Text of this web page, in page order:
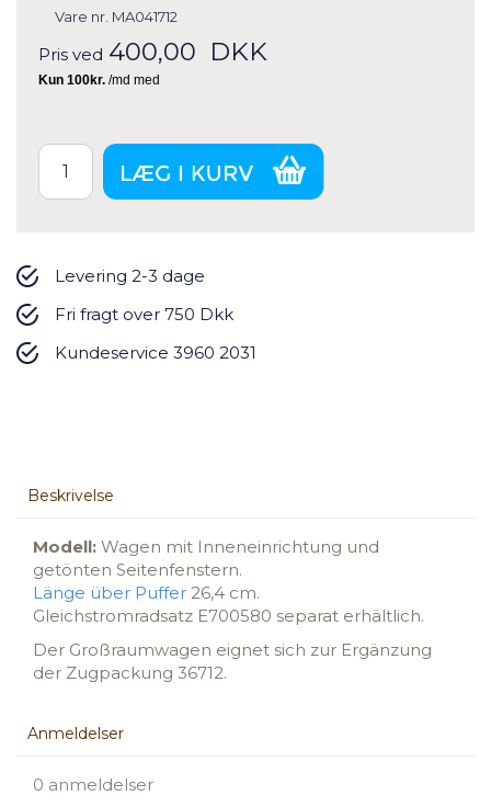
Vare nr. MA041712
Pris ved 400,00 DKK
Levering 2-3 dage
Fri fragt over 750 Dkk
Kundeservice 3960 2031
Beskrivelse
Modell: Wagen mit Inneneinrichtung und
getönten Seitenfenstern.
Länge über Puffer 26,4 cm.
Gleichstromradsatz E700580 separat erhältlich.
Der Großraumwagen eignet sich zur Ergänzung
der Zugpackung 36712.
Anmeldelser
0 anmeldelser